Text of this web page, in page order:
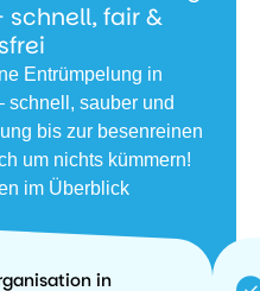
schnell, fair &
Entrümpelung in
schnell, sauber und
bis zur besenreinen
um nichts kümmern!
im Überblick
in